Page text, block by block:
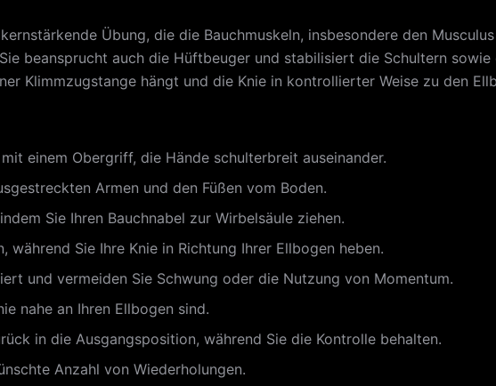
Übung, die die Bauchmuskeln, insbesondere den
beansprucht auch die Hüftbeuger und stabilisiert die Schultern
Klimmzugstange hängt und die Knie in kontrollierter Weise zu den
einem Obergriff, die Hände schulterbreit auseinander.
Armen und den Füßen vom Boden.
Sie Ihren Bauchnabel zur Wirbelsäule ziehen.
während Sie Ihre Knie in Richtung Ihrer Ellbogen heben.
und vermeiden Sie Schwung oder die Nutzung von Momentum.
nahe an Ihren Ellbogen sind.
in die Ausgangsposition, während Sie die Kontrolle behalten.
Anzahl von Wiederholungen.